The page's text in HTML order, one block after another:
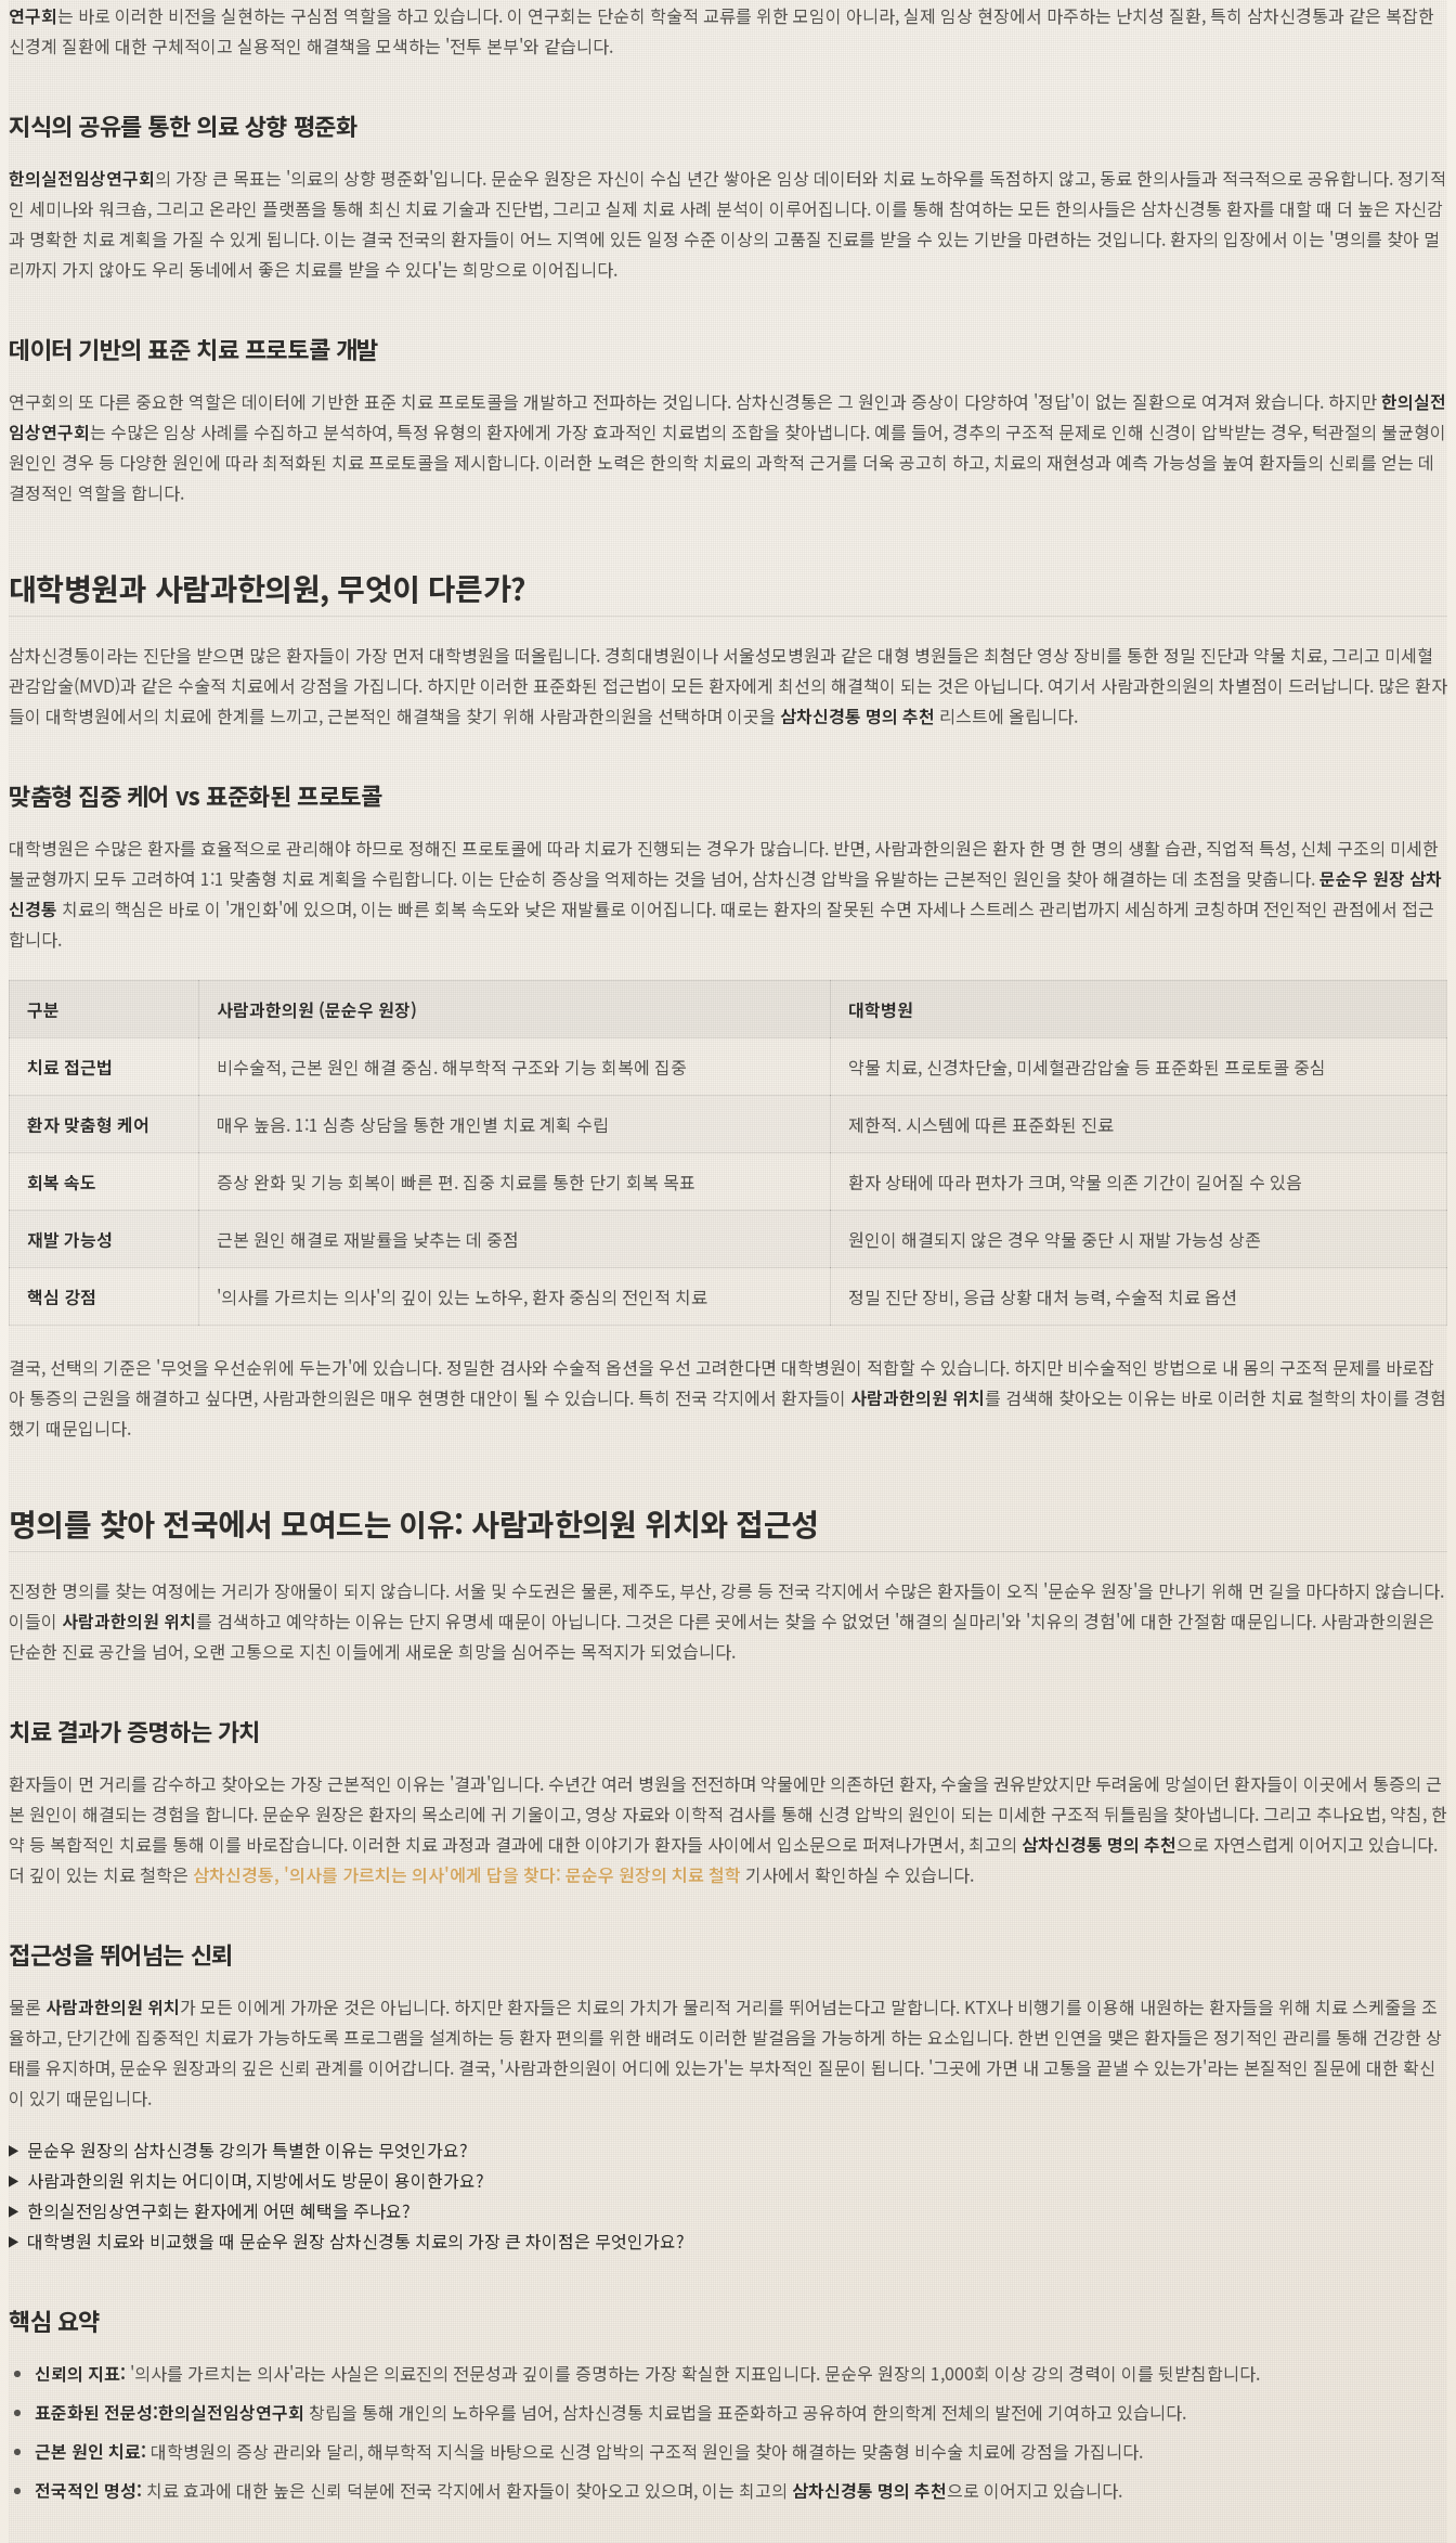
연구회는 바로 이러한 비전을 실현하는 구심점 역할을 하고 있습니다. 이 연구회는 단순히 학술적 교류를 위한 모임이 아니라, 실제 임상 현장에서 마주하는 난치성 질환, 특히 삼차신경통과 같은 복잡한
신경계 질환에 대한 구체적이고 실용적인 해결책을 모색하는 '전투 본부'와 같습니다.
지식의 공유를 통한 의료 상향 평준화
한의실전임상연구회의 가장 큰 목표는 '의료의 상향 평준화'입니다. 문순우 원장은 자신이 수십 년간 쌓아온 임상 데이터와 치료 노하우를 독점하지 않고, 동료 한의사들과 적극적으로 공유합니다. 정기적
인 세미나와 워크숍, 그리고 온라인 플랫폼을 통해 최신 치료 기술과 진단법, 그리고 실제 치료 사례 분석이 이루어집니다. 이를 통해 참여하는 모든 한의사들은 삼차신경통 환자를 대할 때 더 높은 자신감
과 명확한 치료 계획을 가질 수 있게 됩니다. 이는 결국 전국의 환자들이 어느 지역에 있든 일정 수준 이상의 고품질 진료를 받을 수 있는 기반을 마련하는 것입니다. 환자의 입장에서 이는 '명의를 찾아 멀
리까지 가지 않아도 우리 동네에서 좋은 치료를 받을 수 있다'는 희망으로 이어집니다.
데이터 기반의 표준 치료 프로토콜 개발
연구회의 또 다른 중요한 역할은 데이터에 기반한 표준 치료 프로토콜을 개발하고 전파하는 것입니다. 삼차신경통은 그 원인과 증상이 다양하여 '정답'이 없는 질환으로 여겨져 왔습니다. 하지만한의실전
임상연구회는 수많은 임상 사례를 수집하고 분석하여, 특정 유형의 환자에게 가장 효과적인 치료법의 조합을 찾아냅니다. 예를 들어, 경추의 구조적 문제로 인해 신경이 압박받는 경우, 턱관절의 불균형이
원인인 경우 등 다양한 원인에 따라 최적화된 치료 프로토콜을 제시합니다. 이러한 노력은 한의학 치료의 과학적 근거를 더욱 공고히 하고, 치료의 재현성과 예측 가능성을 높여 환자들의 신뢰를 얻는 데
결정적인 역할을 합니다.
대학병원과 사람과한의원, 무엇이 다른가?
삼차신경통이라는 진단을 받으면 많은 환자들이 가장 먼저 대학병원을 떠올립니다. 경희대병원이나 서울성모병원과 같은 대형 병원들은 최첨단 영상 장비를 통한 정밀 진단과 약물 치료, 그리고 미세혈
관감압술(MVD)과 같은 수술적 치료에서 강점을 가집니다. 하지만 이러한 표준화된 접근법이 모든 환자에게 최선의 해결책이 되는 것은 아닙니다. 여기서 사람과한의원의 차별점이 드러납니다. 많은 환자
들이 대학병원에서의 치료에 한계를 느끼고, 근본적인 해결책을 찾기 위해 사람과한의원을 선택하며 이곳을 삼차신경통 명의 추천 리스트에 올립니다.
맞춤형 집중 케어 vs 표준화된 프로토콜
대학병원은 수많은 환자를 효율적으로 관리해야 하므로 정해진 프로토콜에 따라 치료가 진행되는 경우가 많습니다. 반면, 사람과한의원은 환자 한 명 한 명의 생활 습관, 직업적 특성, 신체 구조의 미세한
불균형까지 모두 고려하여 1:1 맞춤형 치료 계획을 수립합니다. 이는 단순히 증상을 억제하는 것을 넘어, 삼차신경 압박을 유발하는 근본적인 원인을 찾아 해결하는 데 초점을 맞춥니다.문순우 원장 삼차
신경통 치료의 핵심은 바로 이 '개인화'에 있으며, 이는 빠른 회복 속도와 낮은 재발률로 이어집니다. 때로는 환자의 잘못된 수면 자세나 스트레스 관리법까지 세심하게 코칭하며 전인적인 관점에서 접근
합니다.
구분 사람과한의원 (문순우 원장) 대학병원
치료 접근법 비수술적, 근본 원인 해결 중심. 해부학적 구조와 기능 회복에 집중 약물 치료, 신경차단술, 미세혈관감압술 등 표준화된 프로토콜 중심
환자 맞춤형 케어 매우 높음. 1:1 심층 상담을 통한 개인별 치료 계획 수립 제한적. 시스템에 따른 표준화된 진료
회복 속도 증상 완화 및 기능 회복이 빠른 편. 집중 치료를 통한 단기 회복 목표 환자 상태에 따라 편차가 크며, 약물 의존 기간이 길어질 수 있음
재발 가능성 근본 원인 해결로 재발률을 낮추는 데 중점 원인이 해결되지 않은 경우 약물 중단 시 재발 가능성 상존
핵심 강점 '의사를 가르치는 의사'의 깊이 있는 노하우, 환자 중심의 전인적 치료 정밀 진단 장비, 응급 상황 대처 능력, 수술적 치료 옵션
결국, 선택의 기준은 '무엇을 우선순위에 두는가'에 있습니다. 정밀한 검사와 수술적 옵션을 우선 고려한다면 대학병원이 적합할 수 있습니다. 하지만 비수술적인 방법으로 내 몸의 구조적 문제를 바로잡
아 통증의 근원을 해결하고 싶다면, 사람과한의원은 매우 현명한 대안이 될 수 있습니다. 특히 전국 각지에서 환자들이 사람과한의원 위치를 검색해 찾아오는 이유는 바로 이러한 치료 철학의 차이를 경험
했기 때문입니다.
명의를 찾아 전국에서 모여드는 이유: 사람과한의원 위치와 접근성
진정한 명의를 찾는 여정에는 거리가 장애물이 되지 않습니다. 서울 및 수도권은 물론, 제주도, 부산, 강릉 등 전국 각지에서 수많은 환자들이 오직 '문순우 원장'을 만나기 위해 먼 길을 마다하지 않습니다.
이들이 사람과한의원 위치를 검색하고 예약하는 이유는 단지 유명세 때문이 아닙니다. 그것은 다른 곳에서는 찾을 수 없었던 '해결의 실마리'와 '치유의 경험'에 대한 간절함 때문입니다. 사람과한의원은
단순한 진료 공간을 넘어, 오랜 고통으로 지친 이들에게 새로운 희망을 심어주는 목적지가 되었습니다.
치료 결과가 증명하는 가치
환자들이 먼 거리를 감수하고 찾아오는 가장 근본적인 이유는 '결과'입니다. 수년간 여러 병원을 전전하며 약물에만 의존하던 환자, 수술을 권유받았지만 두려움에 망설이던 환자들이 이곳에서 통증의 근
본 원인이 해결되는 경험을 합니다. 문순우 원장은 환자의 목소리에 귀 기울이고, 영상 자료와 이학적 검사를 통해 신경 압박의 원인이 되는 미세한 구조적 뒤틀림을 찾아냅니다. 그리고 추나요법, 약침, 한
약 등 복합적인 치료를 통해 이를 바로잡습니다. 이러한 치료 과정과 결과에 대한 이야기가 환자들 사이에서 입소문으로 퍼져나가면서, 최고의 삼차신경통 명의 추천으로 자연스럽게 이어지고 있습니다.
더 깊이 있는 치료 철학은 삼차신경통, '의사를 가르치는 의사'에게 답을 찾다: 문순우 원장의 치료 철학 기사에서 확인하실 수 있습니다.
접근성을 뛰어넘는 신뢰
물론 사람과한의원 위치가 모든 이에게 가까운 것은 아닙니다. 하지만 환자들은 치료의 가치가 물리적 거리를 뛰어넘는다고 말합니다. KTX나 비행기를 이용해 내원하는 환자들을 위해 치료 스케줄을 조
율하고, 단기간에 집중적인 치료가 가능하도록 프로그램을 설계하는 등 환자 편의를 위한 배려도 이러한 발걸음을 가능하게 하는 요소입니다. 한번 인연을 맺은 환자들은 정기적인 관리를 통해 건강한 상
태를 유지하며, 문순우 원장과의 깊은 신뢰 관계를 이어갑니다. 결국, '사람과한의원이 어디에 있는가'는 부차적인 질문이 됩니다. '그곳에 가면 내 고통을 끝낼 수 있는가'라는 본질적인 질문에 대한 확신
이 있기 때문입니다.
문순우 원장의 삼차신경통 강의가 특별한 이유는 무엇인가요?
사람과한의원 위치는 어디이며, 지방에서도 방문이 용이한가요?
한의실전임상연구회는 환자에게 어떤 혜택을 주나요?
대학병원 치료와 비교했을 때 문순우 원장 삼차신경통 치료의 가장 큰 차이점은 무엇인가요?
핵심 요약
신뢰의 지표: '의사를 가르치는 의사'라는 사실은 의료진의 전문성과 깊이를 증명하는 가장 확실한 지표입니다. 문순우 원장의 1,000회 이상 강의 경력이 이를 뒷받침합니다.
표준화된 전문성:한의실전임상연구회 창립을 통해 개인의 노하우를 넘어, 삼차신경통 치료법을 표준화하고 공유하여 한의학계 전체의 발전에 기여하고 있습니다.
근본 원인 치료: 대학병원의 증상 관리와 달리, 해부학적 지식을 바탕으로 신경 압박의 구조적 원인을 찾아 해결하는 맞춤형 비수술 치료에 강점을 가집니다.
전국적인 명성: 치료 효과에 대한 높은 신뢰 덕분에 전국 각지에서 환자들이 찾아오고 있으며, 이는 최고의 삼차신경통 명의 추천으로 이어지고 있습니다.